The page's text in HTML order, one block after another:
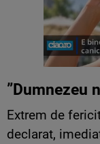
”Dumnezeu
Extrem de
declarat,